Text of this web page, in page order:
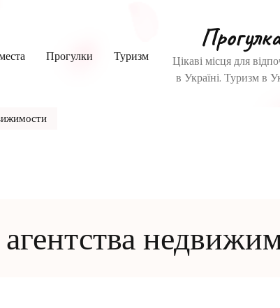
Прогулки Туризм
Прогулка
Цікаві місця для
в Україні. Туризм в